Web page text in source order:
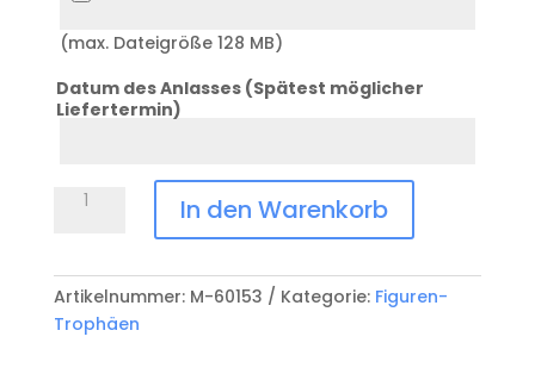
(max. Dateigröße 128 MB)
Datum des Anlasses (Spätest möglicher
Liefertermin)
Figur
60153
Menge
In den Warenkorb
Artikelnummer: M-60153 Kategorie: Figuren-
Trophäen